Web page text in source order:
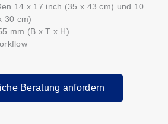
14 x 17 inch (35 x 43 cm) und 10
30 cm)
mm (B x T x H)
Beratung anfordern